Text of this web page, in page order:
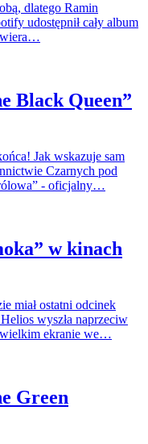
dlatego Ramin
udostępnił cały album
Black Queen”
Jak wskazuje sam
Czarnych pod
- oficjalny…
w kinach
miał ostatni odcinek
wyszła naprzeciw
wielkim ekranie we…
Green